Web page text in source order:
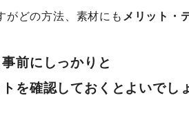
がどの方法、素材にも メリット・
前にしっかりと
を確認しておくとよいでし